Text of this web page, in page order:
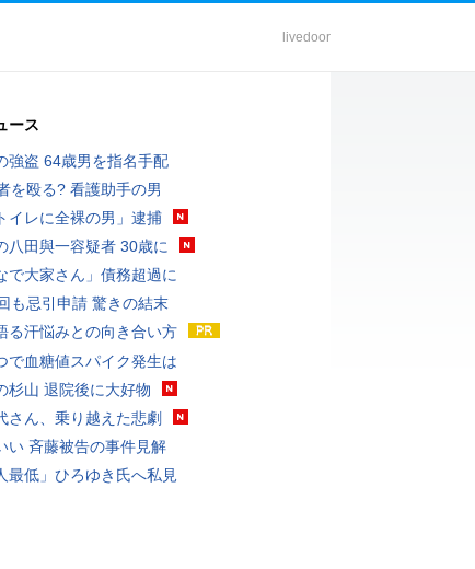
livedoor
ース
強盗 64歳男を指名手配
を殴る? 看護助手の男
イレに全裸の男」逮捕
八田與一容疑者 30歳に
で大家さん」債務超過に
も忌引申請 驚きの結末
る汗悩みとの向き合い方
で血糖値スパイク発生は
杉山 退院後に大好物
さん、乗り越えた悲劇
い 斉藤被告の事件見解
最低」ひろゆき氏へ私見